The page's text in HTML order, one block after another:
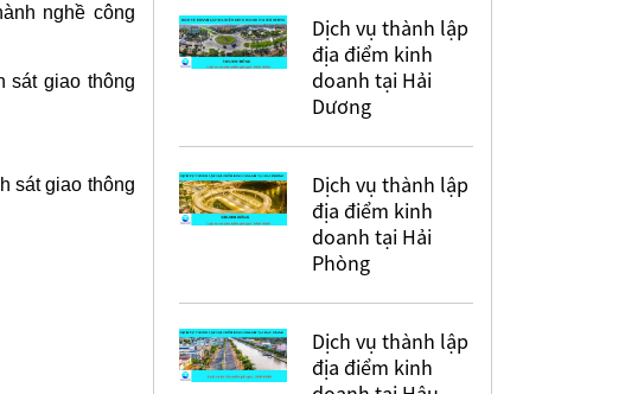
nghề công
sát giao thông
sát giao thông
Dịch vụ thành lập
địa điểm kinh
doanh tại Hải
Dương
Dịch vụ thành lập
địa điểm kinh
doanh tại Hải
Phòng
Dịch vụ thành lập
địa điểm kinh